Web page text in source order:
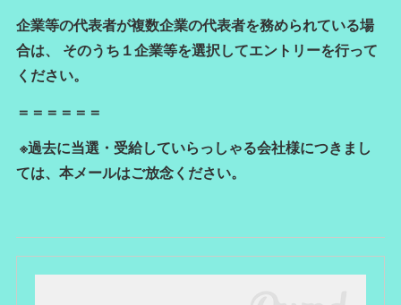
企業等の代表者が複数企業の代表者を務められている場
合は、 そのうち１企業等を選択してエントリーを行って
ください。
＝＝＝＝＝＝
※過去に当選・受給していらっしゃる会社様につきまし
ては、本メールはご放念ください。